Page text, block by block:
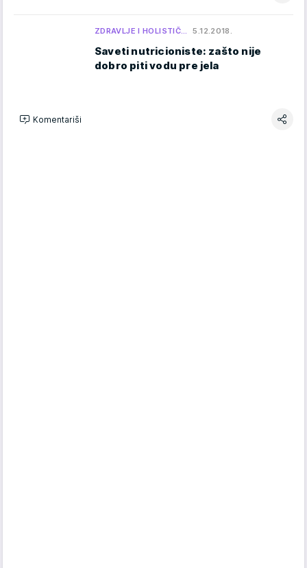
ZDRAVLJE I HOLISTIČ… 5.12.2018.
Saveti nutricioniste: zašto nije
dobro piti vodu pre jela
Komentariši